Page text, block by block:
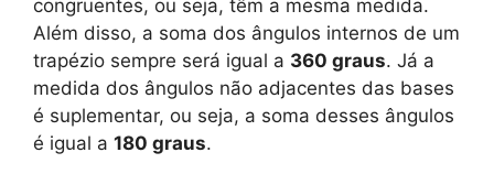
congruentes, ou seja, têm a mesma medida.
Além disso, a soma dos ângulos internos de um
trapézio sempre será igual a 360 graus. Já a
medida dos ângulos não adjacentes das bases
é suplementar, ou seja, a soma desses ângulos
é igual a 180 graus.